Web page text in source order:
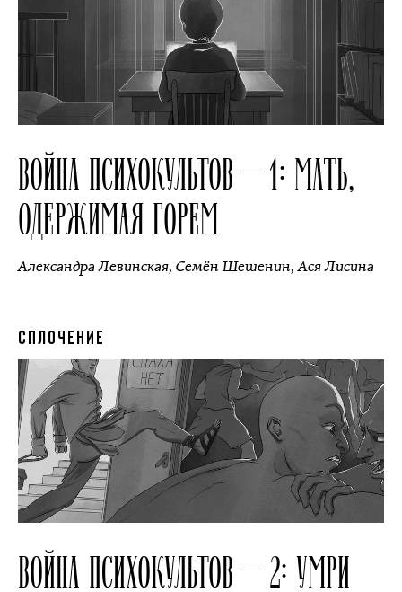
ВОЙНА ПСИХОКУЛЬТОВ — 1: МАТЬ,
ОДЕРЖИМАЯ ГОРЕМ
Александра Левинская, Семён Шешенин,Ася Лисина
СПЛОЧЕНИЕ
ВОЙНА ПСИХОКУЛЬТОВ — 2: УМРИ